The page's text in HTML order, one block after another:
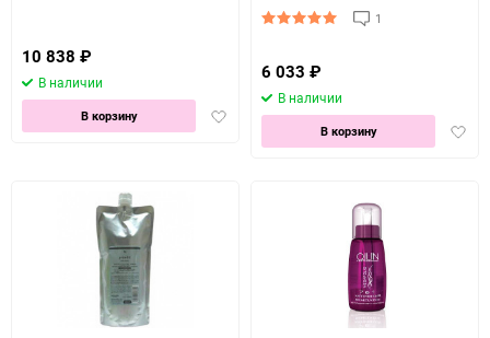
10 838 ₽
В наличии
Добавить
В корзину
1
6 033 ₽
В наличии
В корзину